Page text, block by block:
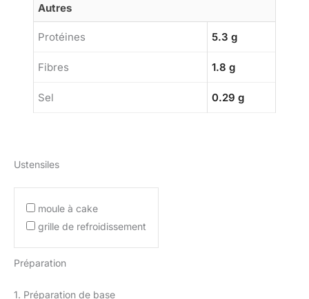
Autres
Protéines 5.3 g
Fibres 1.8 g
Sel 0.29 g
Ustensiles
moule à cake
grille de refroidissement
Préparation
1. Préparation de base